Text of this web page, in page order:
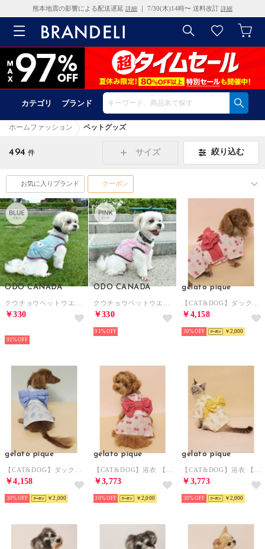
熊本地震の影響による配送遅延 詳細 ｜ 7/30(木)14時〜 送料改訂 詳細
カテゴリ ブランド
ホームファッション ペットグッズ
494 件 サイズ 絞り込む
お気に入りブランド クーポン
ODO CANADA
￥330
91%
ODO CANADA
￥330
91%
gelato pique
￥4,158
30% ￥2,000
gelato pique
￥4,158
30% ￥2,000
gelato pique
￥3,773
30% ￥2,000
gelato pique
￥3,773
30% ￥2,000